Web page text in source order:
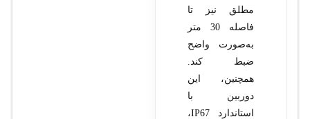
مطلق نیز تا
فاصله 30 متر
به‌صورت واضح
ضبط کند.
همچنین، این
دوربین با
استاندارد IP67،